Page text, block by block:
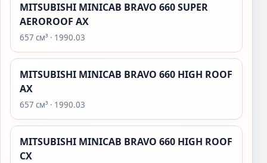
MITSUBISHI MINICAB BRAVO 660 SUPER
AEROROOF AX
657 см³ · 1990.03
MITSUBISHI MINICAB BRAVO 660 HIGH ROOF
AX
657 см³ · 1990.03
MITSUBISHI MINICAB BRAVO 660 HIGH ROOF
CX